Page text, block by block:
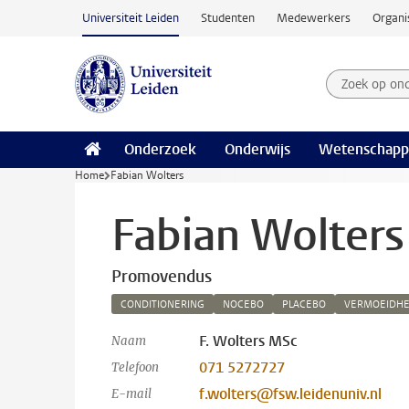
Ga naar hoofdinhoud
Universiteit Leiden Studenten Medewerkers
Zoek op
Zoekterm
Onderzoek Onderwijs
Home Fabian Wolters
Fabian Wolters
Promovendus
CONDITIONERING NOCEBO PLACEBO
Naam F. Wolters MSc
Telefoon 071 5272727
E-mail f.wolters@fsw.leidenuniv.nl